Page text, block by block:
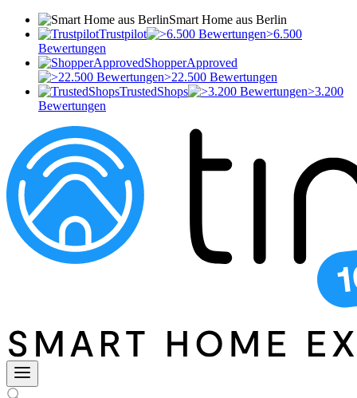
Smart Home aus Berlin
Trustpilot
>6.500
Bewertungen
ShopperApproved
>22.500 Bewertungen
TrustedShops
>3.200
Bewertungen